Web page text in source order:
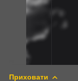
Приховати